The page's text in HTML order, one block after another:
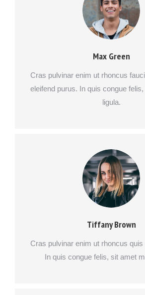
Max Green
Cras pulvinar enim ut rhoncus
eleifend purus. In quis congue
ligula.
Tiffany Brown
Cras pulvinar enim ut rhoncus quis
In quis congue felis, sit amet